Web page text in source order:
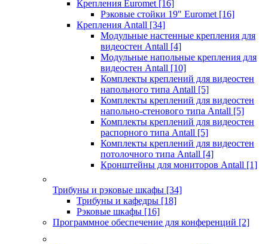
Крепления Euromet [16]
Рэковые стойки 19" Euromet [16]
Крепления Antall [34]
Модульные настенные крепления для
видеостен Antall [4]
Модульные напольные крепления для
видеостен Antall [10]
Комплекты креплений для видеостен
напольного типа Antall [5]
Комплекты креплений для видеостен
напольно-стенового типа Antall [5]
Комплекты креплений для видеостен
распорного типа Antall [5]
Комплекты креплений для видеостен
потолочного типа Antall [4]
Кронштейны для мониторов Antall [1]
Трибуны и рэковые шкафы [34]
Трибуны и кафедры [18]
Рэковые шкафы [16]
Программное обеспечение для конференций [2]